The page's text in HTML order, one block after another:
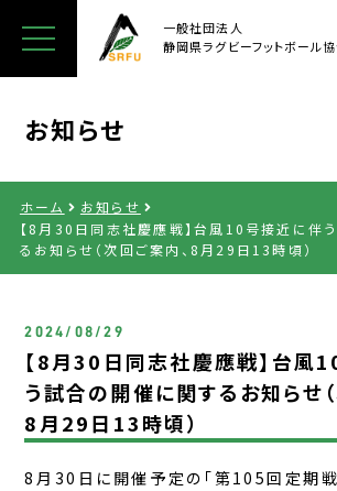
一般社団法人
静岡県ラグビーフットボール
お知らせ
ホーム
お知らせ
【8月30日同志社慶應戦】台風10号接近に伴
るお知らせ（次回ご案内、8月29日13時頃）
2024/08/29
【8月30日同志社慶應戦】台風
う試合の開催に関するお知らせ
8月29日13時頃）
8月30日に開催予定の「第105回定期